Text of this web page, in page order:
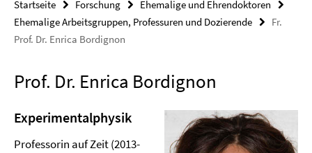
Startseite Forschung
Ehemalige und Ehrendoktoren
Ehemalige Arbeitsgruppen, Professuren und Dozierende
Fr.
Prof. Dr. Enrica Bordignon
Prof. Dr. Enrica Bordignon
Experimentalphysik
Professorin auf Zeit (2013-